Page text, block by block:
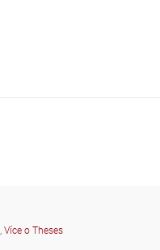
, Více o Theses